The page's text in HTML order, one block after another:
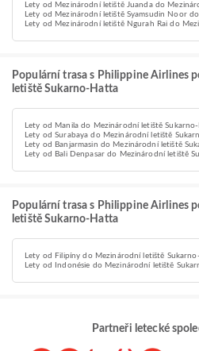
Lety od Mezinárodní letiště Juanda do
Lety od Mezinárodní letiště Syamsudin Noor
Lety od Mezinárodní letiště Ngurah Rai do
Populární trasa s Philippine Airlines
letiště Sukarno-Hatta
Lety od Manila do Mezinárodní letiště
Lety od Surabaya do Mezinárodní letiště
Lety od Banjarmasin do Mezinárodní letiště
Lety od Bali Denpasar do Mezinárodní letiště
Populární trasa s Philippine Airlines
letiště Sukarno-Hatta
Lety od Filipíny do Mezinárodní letiště
Lety od Indonésie do Mezinárodní letiště
Partneři letecké